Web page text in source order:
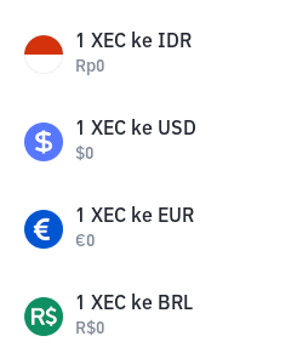
1 XEC ke IDR
Rp0
1 XEC ke USD
$0
1 XEC ke EUR
€0
1 XEC ke BRL
R$0